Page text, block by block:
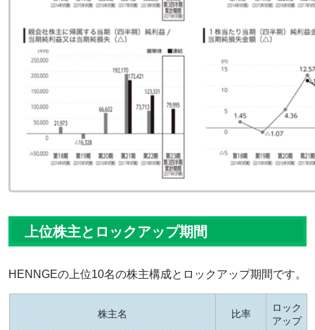
上位株主とロックアップ期間
HENNGEの上位10名の株主構成とロックアップ期間です。
株主名 比率
ロック
アップ